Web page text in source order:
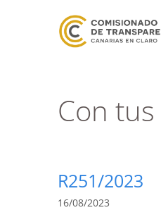
Con
R251/2023
16/08/2023